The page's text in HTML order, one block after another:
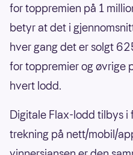
for toppremien på 1
betyr at det i
hver gang det er solgt
for toppremier og øvrige
hvert lodd.
Digitale Flax-lodd tilbys
trekning på nett/mobil/